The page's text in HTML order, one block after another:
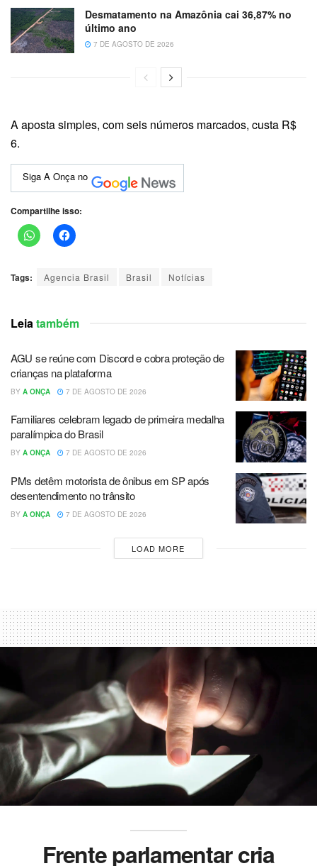
Desmatamento na Amazônia cai 36,87% no
último ano
7 DE AGOSTO DE 2026
A aposta simples, com seis números marcados, custa R$
6.
Siga A Onça no
Compartilhe isso:
Tags: Agencia Brasil Brasil Notícias
Leia também
AGU se reúne com Discord e cobra proteção de
crianças na plataforma
BY A ONÇA 7 DE AGOSTO DE 2026
Familiares celebram legado de primeira medalha
paralímpica do Brasil
BY A ONÇA 7 DE AGOSTO DE 2026
PMs detêm motorista de ônibus em SP após
desentendimento no trânsito
BY A ONÇA 7 DE AGOSTO DE 2026
LOAD MORE
Frente parlamentar cria